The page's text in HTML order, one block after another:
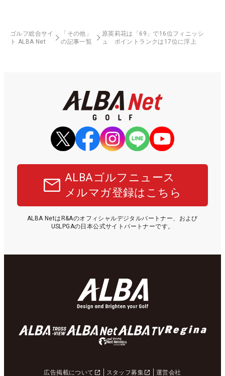
ゴルフ総合サイ
ト ALBA Net
「その他」
の記事一覧
原英莉花は「69」で16位フィニッシ
ュ ポイントランクは17位に浮上
ALBAゴルフニュース
メルマガ登録はこちら
ALBA NetはR&Aのオフィシャルデジタルパートナー、および
USLPGAの日本公式サイトパートナーです。
広告掲載について スタッフ募集 運営会社